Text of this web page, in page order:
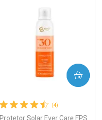
(4)
Protetor Solar Ever Care FPS
COMPRAR